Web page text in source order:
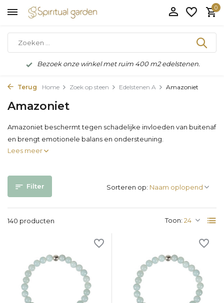
0
Bezoek onze winkel met ruim 400 m2 edelstenen.
Terug Home Zoek op steen Edelstenen A Amazoniet
Amazoniet
Amazoniet beschermt tegen schadelijke invloeden van buitenaf
en brengt emotionele balans en ondersteuning.
Lees meer
Filter
140 producten Toon:
Sorteren op: